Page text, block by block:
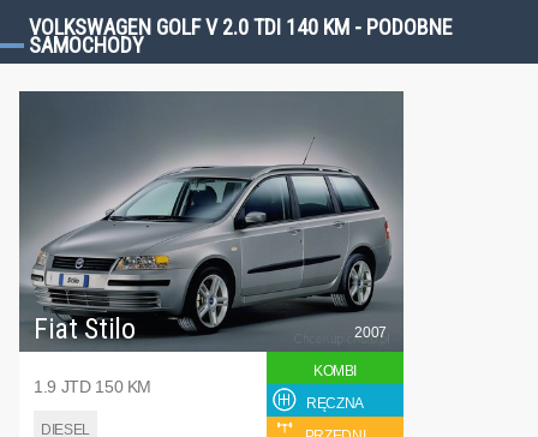
VOLKSWAGEN GOLF V 2.0 TDI 140 KM - PODOBNE
SAMOCHODY
Fiat Stilo
1.9 JTD 150 KM
DIESEL
2007
KOMBI
RĘCZNA